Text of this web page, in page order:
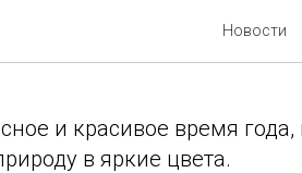
Новости
гости
и красивое время
в яркие цвета.